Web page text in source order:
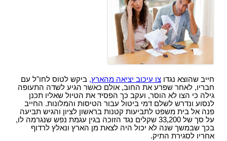
חייב שהוצא נגדו צו עיכוב יציאה מהארץ, ביקש לטוס לחו"ל עם
חבריו, לאחר שפרע את החוב, אולם כאשר הגיע לשדה התעופה
גילה כי הצו לא הוסר, ועקב כך הפסיד את הטיול שאליו תכנן
לנסוע ונדרש לשלם דמי ביטול עבור הטיסות והמלונות. החייב
פנה אל בית משפט לתביעות קטנות בראשון לציון והגיש תביעה
על סך של 33,200 שקלים נגד הזוכה בגין עגמת נפש שנגרמה לו,
בכך שבמשך שנה לא יכול היה לצאת מן הארץ ונאלץ לרדוף
אחריו לסגירת התיק.